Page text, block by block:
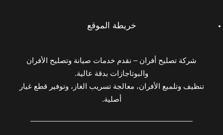
خريطة الموقع
شركة تصليح أفران – نقدم خدمات صيانة وتصليح الأفران
والبوتاجازات بدقة عالية.
تنظيف وتلميع الأفران، معالجة تسريب الغاز، وتوفير قطع غيار
أصلية.